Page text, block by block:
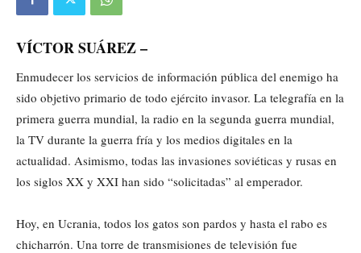
VÍCTOR SUÁREZ –
Enmudecer los servicios de información pública del enemigo ha
sido objetivo primario de todo ejército invasor. La telegrafía en la
primera guerra mundial, la radio en la segunda guerra mundial,
la TV durante la guerra fría y los medios digitales en la
actualidad. Asimismo, todas las invasiones soviéticas y rusas en
los siglos XX y XXI han sido “solicitadas” al emperador.
Hoy, en Ucrania, todos los gatos son pardos y hasta el rabo es
chicharrón. Una torre de transmisiones de televisión fue